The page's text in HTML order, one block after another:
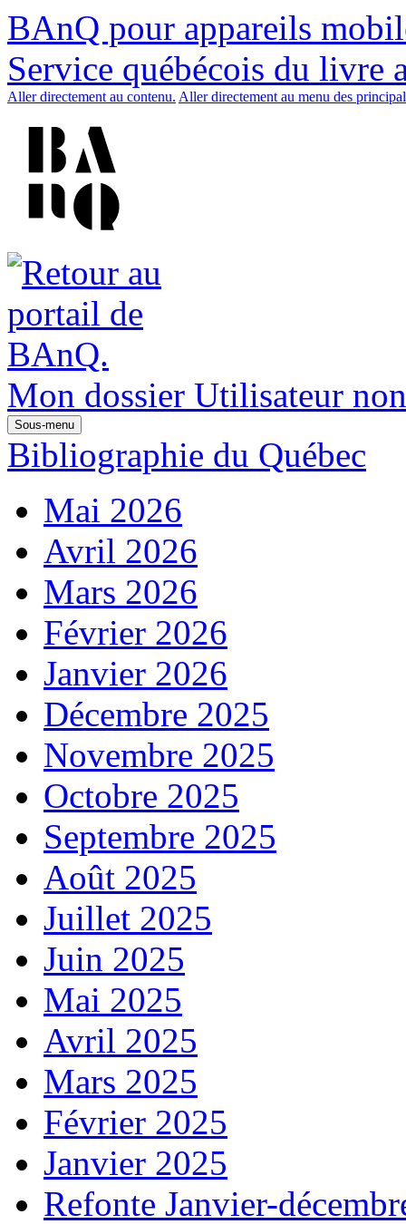
BAnQ pour appareils
Service québécois du livre
Aller directement au contenu. Aller directement au menu des
Mon dossier Utilisateur
Sous-menu
Bibliographie du Québec
Mai 2026
Avril 2026
Mars 2026
Février 2026
Janvier 2026
Décembre 2025
Novembre 2025
Octobre 2025
Septembre 2025
Août 2025
Juillet 2025
Juin 2025
Mai 2025
Avril 2025
Mars 2025
Février 2025
Janvier 2025
Refonte Janvier-